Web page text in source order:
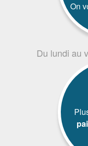
On
Du lundi au